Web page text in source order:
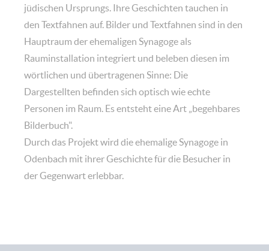
jüdischen Ursprungs. Ihre Geschichten tauchen in
den Textfahnen auf. Bilder und Textfahnen sind in den
Hauptraum der ehemaligen Synagoge als
Rauminstallation integriert und beleben diesen im
wörtlichen und übertragenen Sinne: Die
Dargestellten befinden sich optisch wie echte
Personen im Raum. Es entsteht eine Art „begehbares
Bilderbuch".
Durch das Projekt wird die ehemalige Synagoge in
Odenbach mit ihrer Geschichte für die Besucher in
der Gegenwart erlebbar.